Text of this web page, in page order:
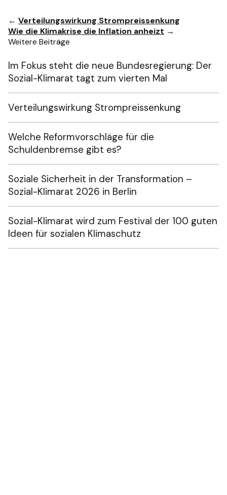
← Verteilungswirkung Strompreissenkung
Wie die Klimakrise die Inflation anheizt →
Weitere Beiträge
Im Fokus steht die neue Bundesregierung: Der
Sozial-Klimarat tagt zum vierten Mal
Verteilungswirkung Strompreissenkung
Welche Reformvorschläge für die
Schuldenbremse gibt es?
Soziale Sicherheit in der Transformation –
Sozial-Klimarat 2026 in Berlin
Sozial-Klimarat wird zum Festival der 100 guten
Ideen für sozialen Klimaschutz